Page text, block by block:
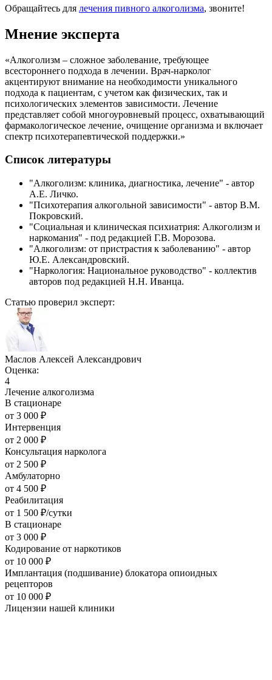
Обращайтесь для лечения пивного алкоголизма, звоните!
Мнение эксперта
«Алкоголизм – сложное заболевание, требующее
всестороннего подхода в лечении. Врач-нарколог
акцентируют внимание на необходимости уникального
подхода к пациентам, с учетом как физических, так и
психологических элементов зависимости. Лечение
представляет собой многоуровневый процесс, охватывающий
фармакологическое лечение, очищение организма и включает
спектр психотерапевтической поддержки.»
Список литературы
"Алкоголизм: клиника, диагностика, лечение" - автор
А.Е. Личко.
"Психотерапия алкогольной зависимости" - автор В.М.
Покровский.
"Социальная и клиническая психиатрия: Алкоголизм и
наркомания" - под редакцией Г.В. Морозова.
"Алкоголизм: от пристрастия к заболеванию" - автор
Ю.Е. Александровский.
"Наркология: Национальное руководство" - коллектив
авторов под редакцией Н.Н. Иванца.
Статью проверил эксперт:
Маслов Алексей Александрович
Оценка:
4
Лечение алкоголизма
В стационаре
от 3 000 ₽
Интервенция
от 2 000 ₽
Консультация нарколога
от 2 500 ₽
Амбулаторно
от 4 500 ₽
Реабилитация
от 1 500 ₽/сутки
В стационаре
от 3 000 ₽
Кодирование от наркотиков
от 10 000 ₽
Имплантация (подшивание) блокатора опиоидных
рецепторов
от 10 000 ₽
Лицензии нашей клиники